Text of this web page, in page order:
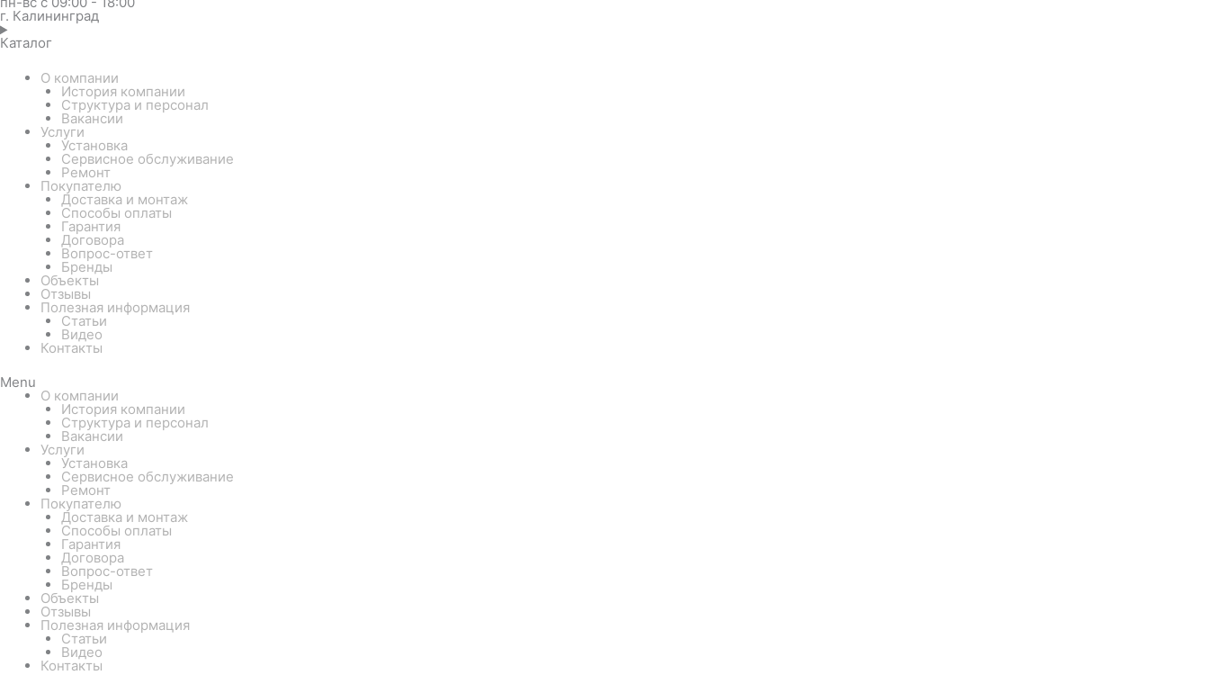
г. Калининград
Каталог
О компании
История компании
Структура и персонал
Вакансии
Услуги
Установка
Сервисное обслуживание
Ремонт
Покупателю
Доставка и монтаж
Способы оплаты
Гарантия
Договора
Вопрос-ответ
Бренды
Объекты
Отзывы
Полезная информация
Статьи
Видео
Контакты
Menu
О компании
История компании
Структура и персонал
Вакансии
Услуги
Установка
Сервисное обслуживание
Ремонт
Покупателю
Доставка и монтаж
Способы оплаты
Гарантия
Договора
Вопрос-ответ
Бренды
Объекты
Отзывы
Полезная информация
Статьи
Видео
Контакты